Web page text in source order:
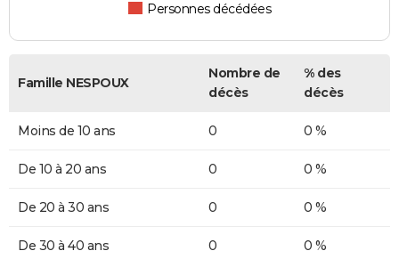
Personnes décédées
Famille NESPOUX
Nombre de
décès
% des
décès
Moins de 10 ans 0 0 %
De 10 à 20 ans 0 0 %
De 20 à 30 ans 0 0 %
De 30 à 40 ans 0 0 %